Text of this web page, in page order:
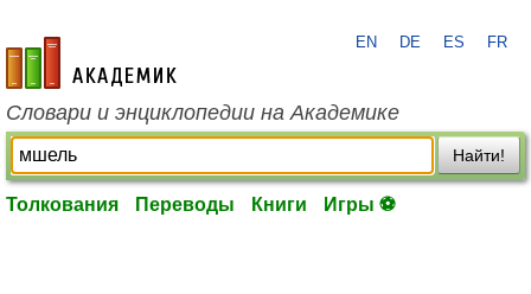
academic.ru
EN DE ES FR
Словари и энциклопедии на Академике
Найти!
Толкования Переводы Книги Игры ⚽